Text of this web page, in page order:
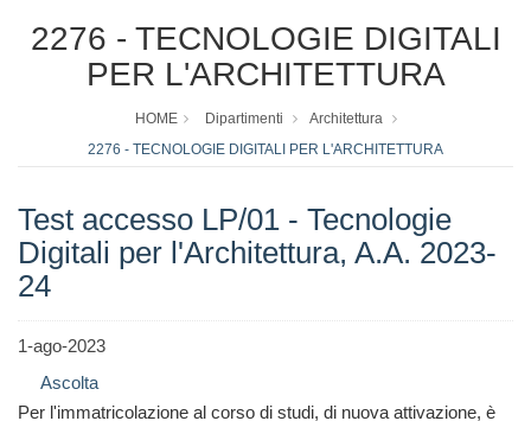
2276 - TECNOLOGIE DIGITALI
PER L'ARCHITETTURA
HOME Dipartimenti
Architettura
2276 - TECNOLOGIE DIGITALI PER L'ARCHITETTURA
Test accesso LP/01 - Tecnologie
Digitali per l'Architettura, A.A. 2023-
24
1-ago-2023
Ascolta
Per l'immatricolazione al corso di studi, di nuova attivazione, è